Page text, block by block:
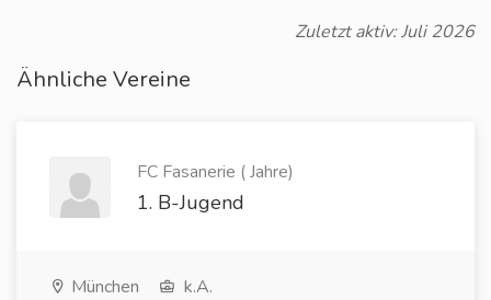
Zuletzt aktiv: Juli 2026
Ähnliche Vereine
FC Fasanerie ( Jahre)
1. B-Jugend
München k.A.